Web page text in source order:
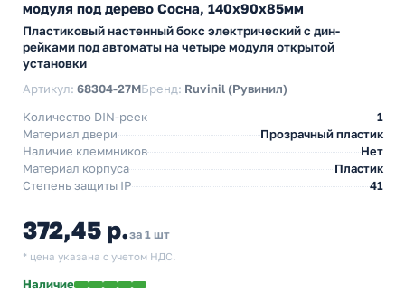
модуля под дерево Сосна, 140х90х85мм
Пластиковый настенный бокс электрический с дин-
рейками под автоматы на четыре модуля открытой
установки
Артикул: 68304-27МБренд: Ruvinil (Рувинил)
Количество DIN-реек
1
Материал двери
Прозрачный пластик
Наличие клеммников
Нет
Материал корпуса
Пластик
Степень защиты IP
41
372,45 р.за 1 шт
* цена указана с учетом НДС.
Наличие